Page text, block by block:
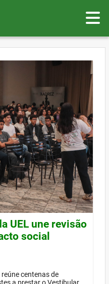
UEL une revisão
social
centenas de
a prestar o Vestibular